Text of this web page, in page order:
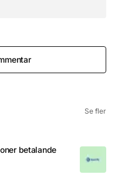
Se fler
betalande